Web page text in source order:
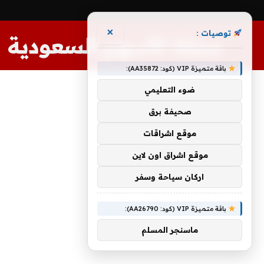
مجلة الأسهم السعودية
توصيات : ×
باقة متميزة VIP (كود: AA35872):
ضوء التعليمي
صحيفة برق
موقع اشراقات
موقع اشراق اون لاين
اركان سياحة وسفر
باقة متميزة VIP (كود: AA26790):
ماسنجر المسلم